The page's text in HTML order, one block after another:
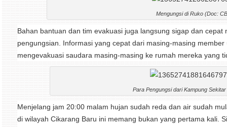
Mengungsi di Ruko (Doc:
Bahan bantuan dan tim evakuasi juga langsung sigap dan
pengungsian. Informasi yang cepat dari masing-masing
mengevakuasi saudara masing-masing ke rumah mereka yang
Para Pengungsi dari Kampung
Menjelang jam 20:00 malam hujan sudah reda dan air sudah
di wilayah Cikarang Baru ini memang bukan yang pertama kali.